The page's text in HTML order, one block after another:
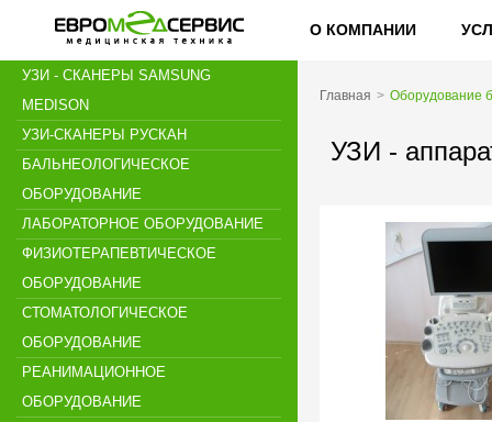
О КОМПАНИИ
УЗИ - СКАНЕРЫ SAMSUNG
MEDISON
УЗИ-СКАНЕРЫ РУСКАН
БАЛЬНЕОЛОГИЧЕСКОЕ
ОБОРУДОВАНИЕ
ЛАБОРАТОРНОЕ ОБОРУДОВАНИЕ
ФИЗИОТЕРАПЕВТИЧЕСКОЕ
ОБОРУДОВАНИЕ
СТОМАТОЛОГИЧЕСКОЕ
ОБОРУДОВАНИЕ
РЕАНИМАЦИОННОЕ
ОБОРУДОВАНИЕ
Главная Оборудование
УЗИ -